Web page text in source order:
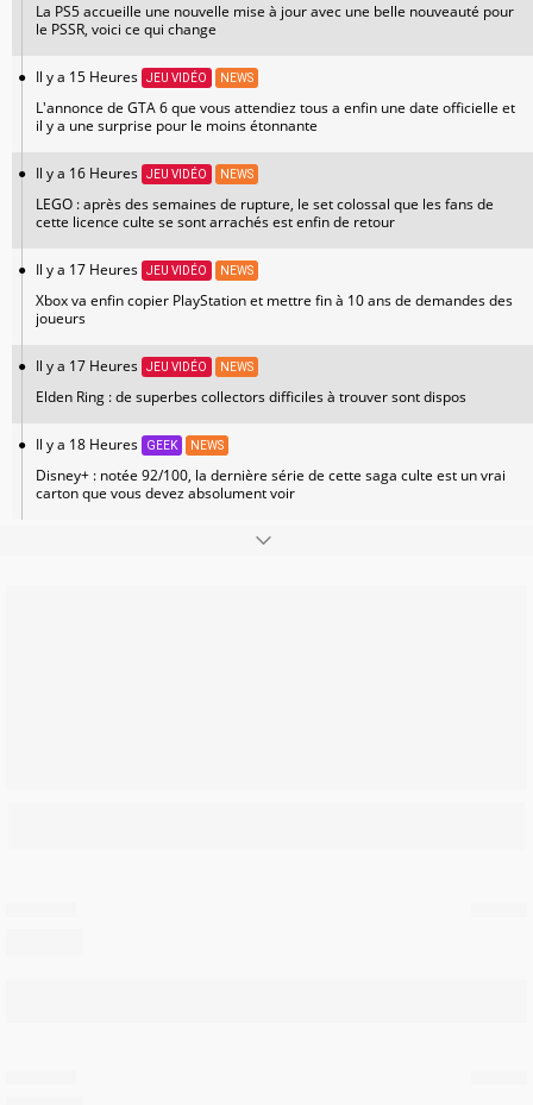
La PS5 accueille une nouvelle mise à jour avec une belle nouveauté pour
le PSSR, voici ce qui change
Il y a 15 Heures JEU VIDÉO NEWS
L'annonce de GTA 6 que vous attendiez tous a enfin une date officielle et
il y a une surprise pour le moins étonnante
Il y a 16 Heures JEU VIDÉO NEWS
LEGO : après des semaines de rupture, le set colossal que les fans de
cette licence culte se sont arrachés est enfin de retour
Il y a 17 Heures JEU VIDÉO NEWS
Xbox va enfin copier PlayStation et mettre fin à 10 ans de demandes des
joueurs
Il y a 17 Heures JEU VIDÉO NEWS
Elden Ring : de superbes collectors difficiles à trouver sont dispos
Il y a 18 Heures GEEK NEWS
Disney+ : notée 92/100, la dernière série de cette saga culte est un vrai
carton que vous devez absolument voir